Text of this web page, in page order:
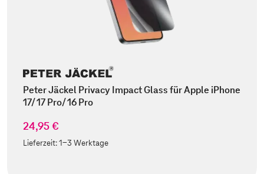
Peter Jäckel Privacy Impact Glass für Apple iPhone
17/ 17 Pro/ 16 Pro
24,95 €
Lieferzeit:1-3 Werktage